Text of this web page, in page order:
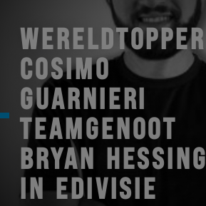
WERELDTOPPER
COSIMO
GUARNIERI
TEAMGENOOT
BRYAN HESSING
IN EDIVISIE